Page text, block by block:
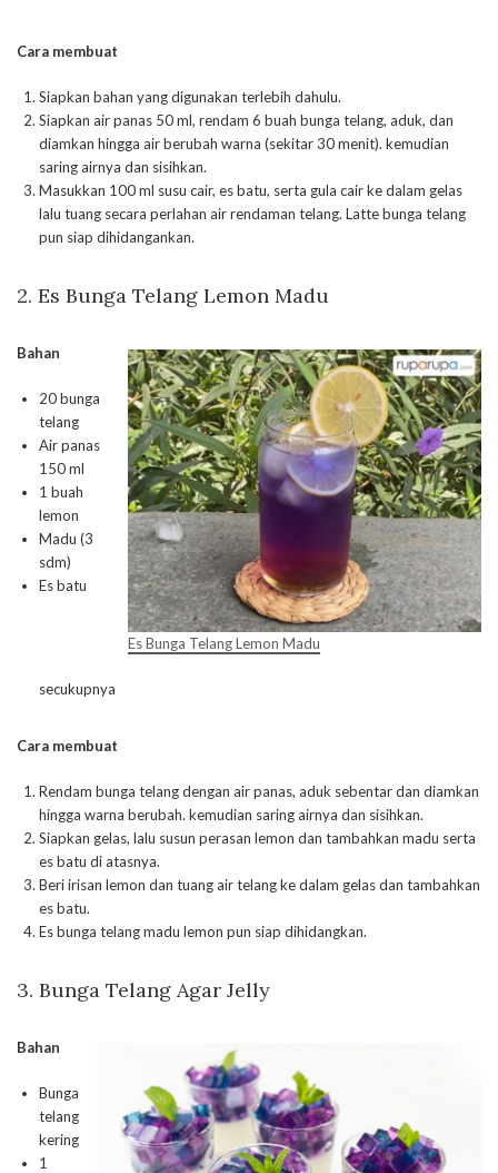
Cara membuat
Siapkan bahan yang digunakan terlebih dahulu.
Siapkan air panas 50 ml, rendam 6 buah bunga telang, aduk, dan
diamkan hingga air berubah warna (sekitar 30 menit). kemudian
saring airnya dan sisihkan.
Masukkan 100 ml susu cair, es batu, serta gula cair ke dalam gelas
lalu tuang secara perlahan air rendaman telang. Latte bunga telang
pun siap dihidangankan.
2. Es Bunga Telang Lemon Madu
Es Bunga Telang Lemon Madu
Bahan
20 bunga
telang
Air panas
150 ml
1 buah
lemon
Madu (3
sdm)
Es batu
secukupnya
Cara membuat
Rendam bunga telang dengan air panas, aduk sebentar dan diamkan
hingga warna berubah. kemudian saring airnya dan sisihkan.
Siapkan gelas, lalu susun perasan lemon dan tambahkan madu serta
es batu di atasnya.
Beri irisan lemon dan tuang air telang ke dalam gelas dan tambahkan
es batu.
Es bunga telang madu lemon pun siap dihidangkan.
3. Bunga Telang Agar Jelly
Bahan
Bunga
telang
kering
1